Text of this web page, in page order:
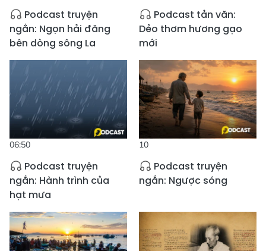
Podcast truyện
ngắn: Ngọn hải đăng
bên dòng sông La
Podcast tản văn:
Dẻo thơm hương gạo
mới
06:50
Podcast truyện
ngắn: Hành trình của
hạt mưa
10
Podcast truyện
ngắn: Ngược sóng